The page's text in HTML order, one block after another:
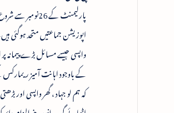
پارلیمنٹ کے
اپوزیشن جماعتیں متحد ہوگئی
واپسی جیسے مسائل بڑے پیمانہ
کے باوجود اہانت آمیز
کہ ہم لو جہاد ، گھر واپسی اور